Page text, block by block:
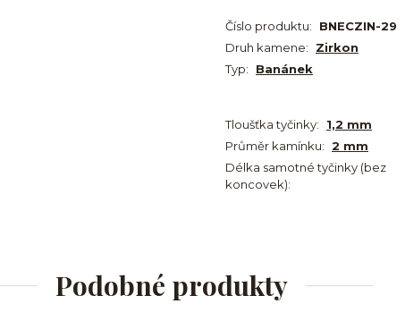
Číslo produktu: BNECZIN-29
Druh kamene:
Zirkon
Typ:
Banánek
Tloušťka tyčinky:
1,2 mm
Průměr kamínku: 2 mm
Délka samotné tyčinky (bez
koncovek):
Podobné produkty